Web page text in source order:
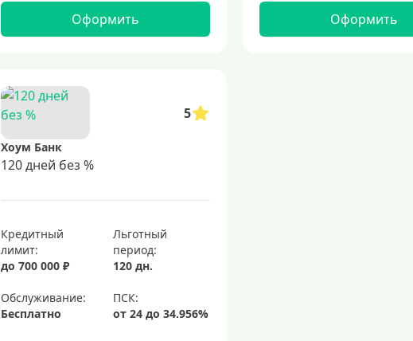
Оформить Оформить
5
Хоум Банк
120 дней без %
Кредитный
лимит:
до 700 000 ₽
Льготный
период:
120 дн.
Обслуживание:
Бесплатно